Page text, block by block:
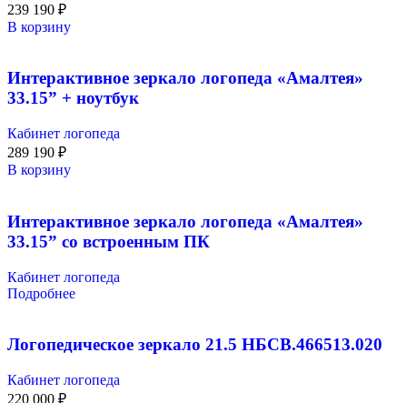
239 190 ₽
В корзину
Интерактивное зеркало логопеда «Амалтея»
33.15” + ноутбук
Кабинет логопеда
289 190 ₽
В корзину
Интерактивное зеркало логопеда «Амалтея»
33.15” со встроенным ПК
Кабинет логопеда
Подробнее
Логопедическое зеркало 21.5 НБСВ.466513.020
Кабинет логопеда
220 000 ₽